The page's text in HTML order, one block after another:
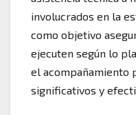
involucrados en la
como objetivo
ejecuten según lo
el acompañamiento
significativos y